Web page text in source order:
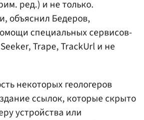
ред.) и не только.
объяснил Бедеров,
специальных сервисов-
Trape, TrackUrl и не
некоторых геологеров
ссылок, которые скрыто
устройства или